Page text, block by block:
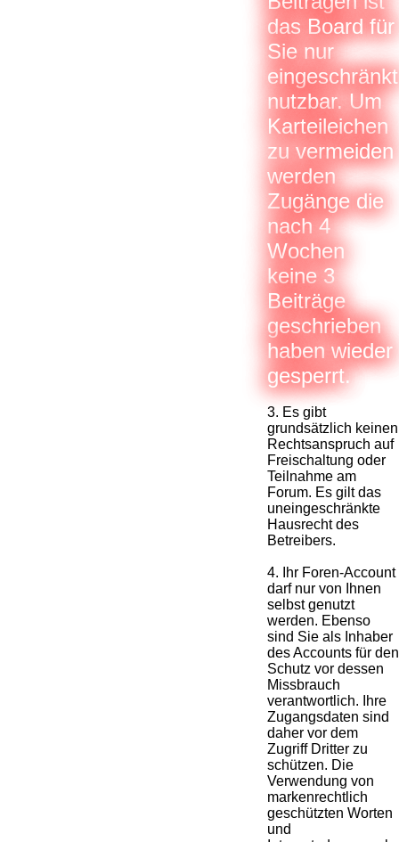
das Board für
Sie nur
eingeschränkt
nutzbar. Um
Karteileichen
zu vermeiden
werden
Zugänge die
nach 4
Wochen
keine 3
Beiträge
geschrieben
haben wieder
gesperrt.
3. Es gibt
grundsätzlich keinen
Rechtsanspruch auf
Freischaltung oder
Teilnahme am
Forum. Es gilt das
uneingeschränkte
Hausrecht des
Betreibers.
4. Ihr Foren-Account
darf nur von Ihnen
selbst genutzt
werden. Ebenso
sind Sie als Inhaber
des Accounts für den
Schutz vor dessen
Missbrauch
verantwortlich. Ihre
Zugangsdaten sind
daher vor dem
Zugriff Dritter zu
schützen. Die
Verwendung von
markenrechtlich
geschützten Worten
und